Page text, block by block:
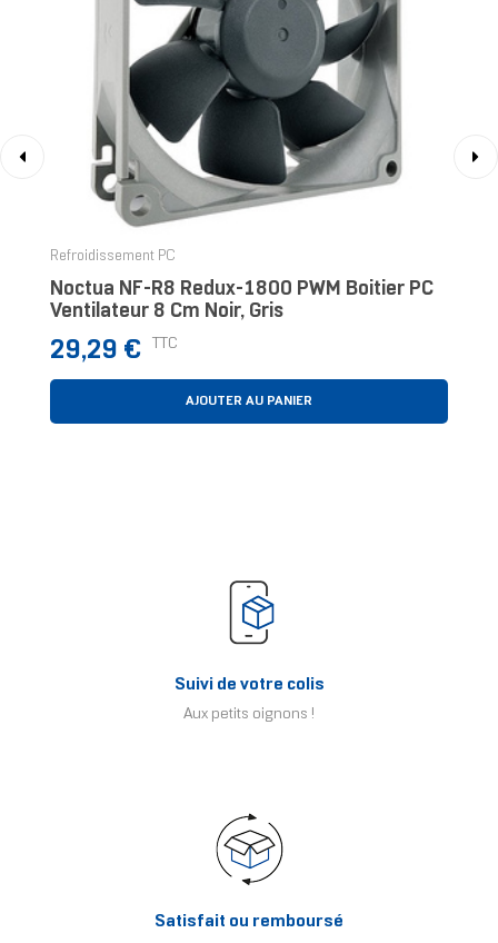
Refroidissement PC
Noctua NF-R8 Redux-1800 PWM Boitier PC
Ventilateur 8 Cm Noir, Gris
Prix
29,29 € TTC
AJOUTER AU PANIER
Suivi de votre colis
Aux petits oignons !
Satisfait ou remboursé